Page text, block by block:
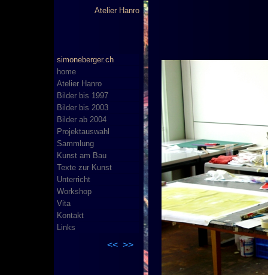
simoneberger.ch
home
Atelier Hanro
Bilder bis 1997
Bilder bis 2003
Bilder ab 2004
Projektauswahl
Sammlung
Kunst am Bau
Texte zur Kunst
Unterricht
Workshop
Vita
Kontakt
Links
Atelier Hanro
<< >>